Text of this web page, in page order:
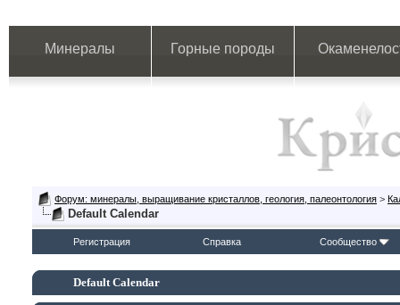
Минералы Горные породы
Форум: минералы, выращивание кристаллов, геология, палеонтология >
Default Calendar
Регистрация Справка Сообщество
Default Calendar